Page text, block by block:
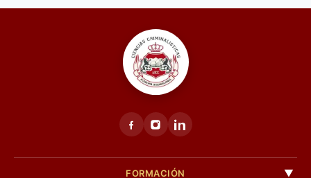
FORMACIÓN